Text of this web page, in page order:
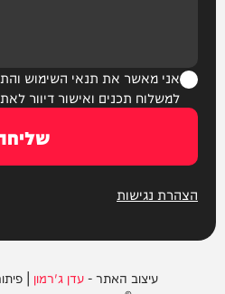
אני מאשר את תנאי השימוש
למשלוח תכנים ואישור דיוור
הצהרת נגישות
עיצוב האתר -עדן ג'רמון |